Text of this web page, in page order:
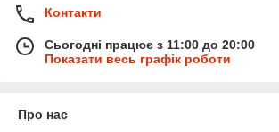
Контакти
Сьогодні працює з 11:00 до 20:00
Показати весь графік роботи
Про нас